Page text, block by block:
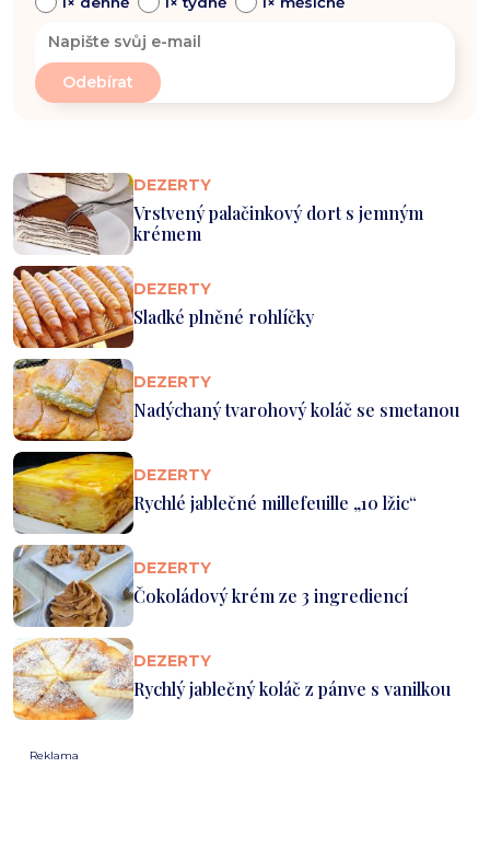
DEZERTY
Vrstvený palačinkový dort s jemným
krémem
DEZERTY
Sladké plněné rohlíčky
DEZERTY
Nadýchaný tvarohový koláč se smetanou
DEZERTY
Rychlé jablečné millefeuille „10 lžic“
DEZERTY
Čokoládový krém ze 3 ingrediencí
DEZERTY
Rychlý jablečný koláč z pánve s vanilkou
Reklama